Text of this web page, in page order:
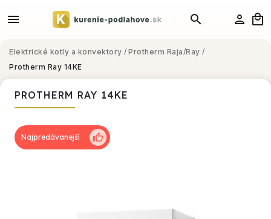
Elektrické kotly a konvektory / Protherm Raja/Ray /
Protherm Ray 14KE
PROTHERM RAY 14KE